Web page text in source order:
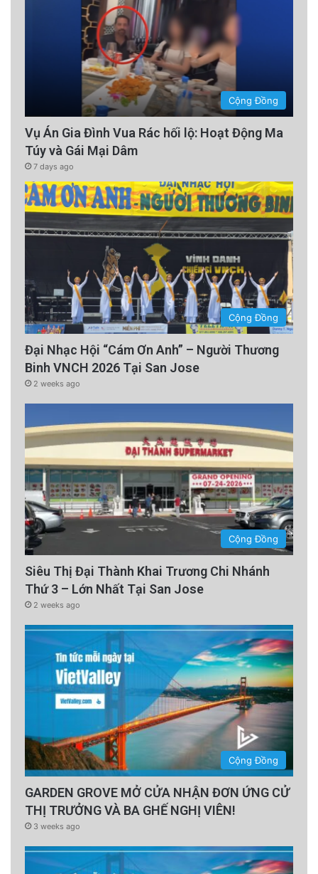
Cộng Đồng
Vụ Án Gia Đình Vua Rác hối lộ: Hoạt Động Ma
Túy và Gái Mại Dâm
7 days ago
Cộng Đồng
Đại Nhạc Hội “Cám Ơn Anh” – Người Thương
Binh VNCH 2026 Tại San Jose
2 weeks ago
Cộng Đồng
Siêu Thị Đại Thành Khai Trương Chi Nhánh
Thứ 3 – Lớn Nhất Tại San Jose
2 weeks ago
Cộng Đồng
GARDEN GROVE MỞ CỬA NHẬN ĐƠN ỨNG CỬ
THỊ TRƯỞNG VÀ BA GHẾ NGHỊ VIÊN!
3 weeks ago